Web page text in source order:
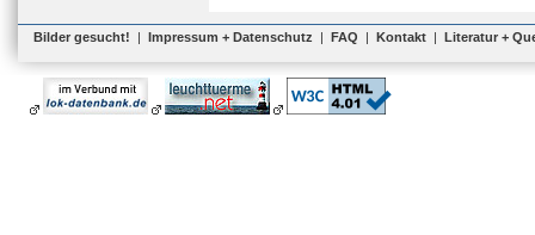
Bilder gesucht! | Impressum + Datenschutz | FAQ | Kontakt | Literatur +